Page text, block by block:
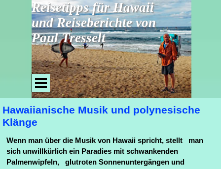
Direkt zum Seiteninhalt
Reisetipps für Hawaii
und Reiseberichte von
Paul Tresselt
Menü überspringen
Hawaiianische Musik und polynesische
Klänge
Wenn man über die Musik von Hawaii spricht, stellt man
sich unwillkürlich ein Paradies mit schwankenden
Palmenwipfeln, glutroten Sonnenuntergängen und